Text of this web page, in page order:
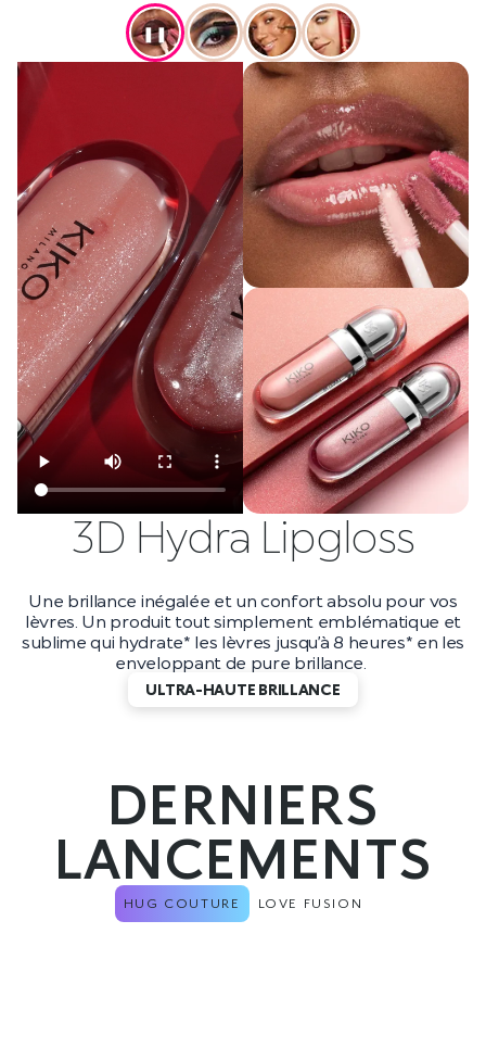
❚❚
3D Hydra Lipgloss
Une brillance inégalée et un confort absolu pour vos
lèvres. Un produit tout simplement emblématique et
sublime qui hydrate* les lèvres jusqu’à 8 heures* en les
enveloppant de pure brillance.
ULTRA-HAUTE BRILLANCE
DERNIERS
LANCEMENTS
HUG COUTURE LOVE FUSION